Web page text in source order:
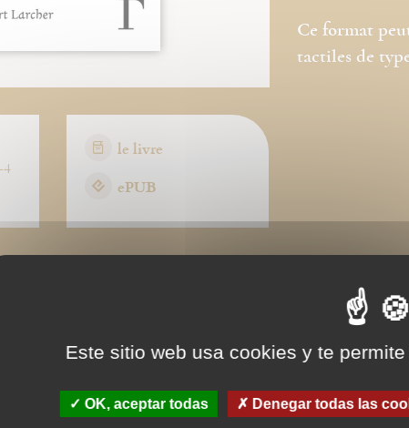
le livre
ePUB
Ce format
tactiles de
Este sitio web usa cookies y te
OK, aceptar todas Denegar todas las